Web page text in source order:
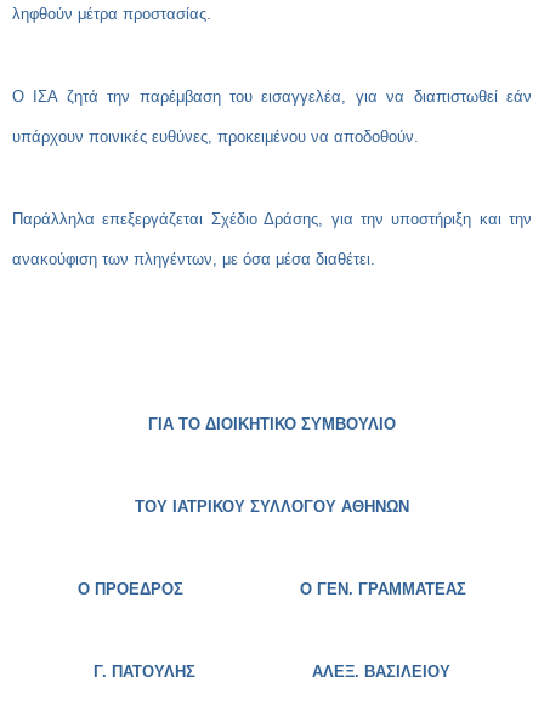
ληφθούν μέτρα προστασίας.
Ο ΙΣΑ ζητά την παρέμβαση του εισαγγελέα, για να διαπιστωθεί εάν
υπάρχουν ποινικές ευθύνες, προκειμένου να αποδοθούν.
Παράλληλα επεξεργάζεται Σχέδιο Δράσης, για την υποστήριξη και την
ανακούφιση των πληγέντων, με όσα μέσα διαθέτει.
ΓΙΑ ΤΟ ΔΙΟΙΚΗΤΙΚΟ ΣΥΜΒΟΥΛΙΟ
ΤΟΥ ΙΑΤΡΙΚΟΥ ΣΥΛΛΟΓΟΥ ΑΘΗΝΩΝ
Ο ΠΡΟΕΔΡΟΣ Ο ΓΕΝ. ΓΡΑΜΜΑΤΕΑΣ
Γ. ΠΑΤΟΥΛΗΣ ΑΛΕΞ. ΒΑΣΙΛΕΙΟΥ